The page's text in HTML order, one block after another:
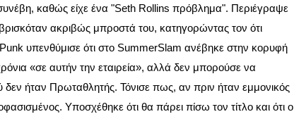
καθώς είχε ένα "Seth Rollins πρόβλημα". Περιέγραψε
ακριβώς μπροστά του, κατηγορώντας τον ότι
υπενθύμισε ότι στο SummerSlam ανέβηκε στην κορυφή
«σε αυτήν την εταιρεία», αλλά δεν μπορούσε να
ήταν Πρωταθλητής. Τόνισε πως, αν πριν ήταν εμμονικός
Υποσχέθηκε ότι θα πάρει πίσω τον τίτλο και ότι ο